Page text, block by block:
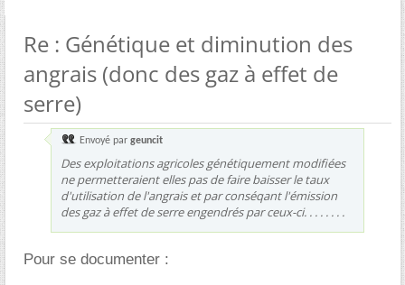
Re : Génétique et diminution des
angrais (donc des gaz à effet de
serre)
Envoyé par geuncit
Des exploitations agricoles génétiquement modifiées
ne permetteraient elles pas de faire baisser le taux
d'utilisation de l'angrais et par conséqant l'émission
des gaz à effet de serre engendrés par ceux-ci. . . . . . . .
Pour se documenter :